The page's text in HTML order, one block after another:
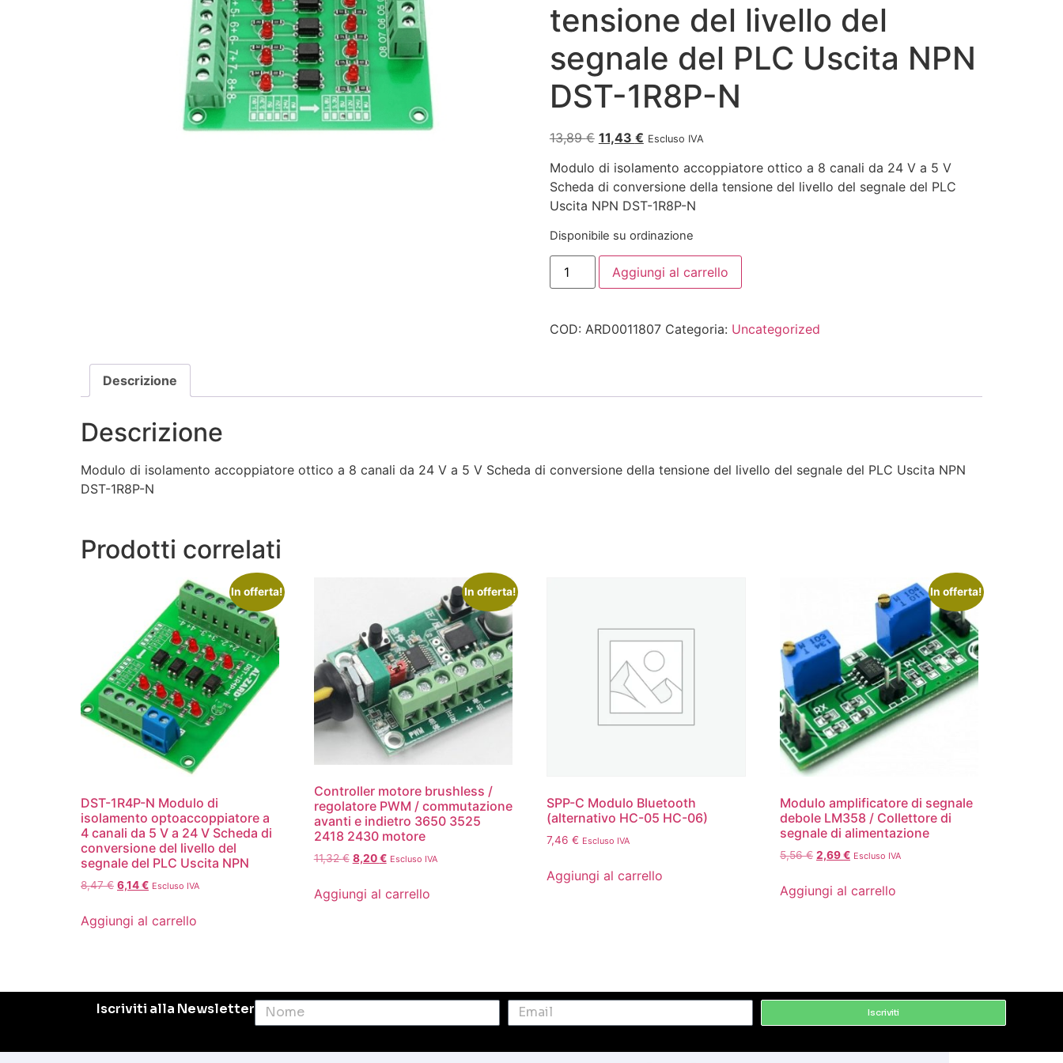
tensione del livello del
segnale del PLC Uscita NPN
DST-1R8P-N
13,89€ 11,43 € Escluso IVA
Modulo di isolamento accoppiatore ottico a 8 canali da 24 V a 5 V
Scheda di conversione della tensione del livello del segnale del PLC
Uscita NPN DST-1R8P-N
Disponibile su ordinazione
Aggiungi al carrello
COD: ARD0011807 Categoria: Uncategorized
Descrizione
Descrizione
Modulo di isolamento accoppiatore ottico a 8 canali da 24 V a 5 V Scheda di conversione della tensione del livello del segnale del PLC Uscita NPN
DST-1R8P-N
Prodotti correlati
In offerta!
DST-1R4P-N Modulo di
isolamento optoaccoppiatore a
4 canali da 5 V a 24 V Scheda di
conversione del livello del
segnale del PLC Uscita NPN
8,47€ 6,14€ Escluso IVA
Aggiungi al carrello
In offerta!
Controller motore brushless /
regolatore PWM / commutazione
avanti e indietro 3650 3525
2418 2430 motore
11,32€ 8,20€ Escluso IVA
Aggiungi al carrello
SPP-C Modulo Bluetooth
(alternativo HC-05 HC-06)
7,46€ Escluso IVA
Aggiungi al carrello
In offerta!
Modulo amplificatore di segnale
debole LM358 / Collettore di
segnale di alimentazione
5,56€ 2,69€ Escluso IVA
Aggiungi al carrello
Iscriviti alla Newsletter Iscriviti